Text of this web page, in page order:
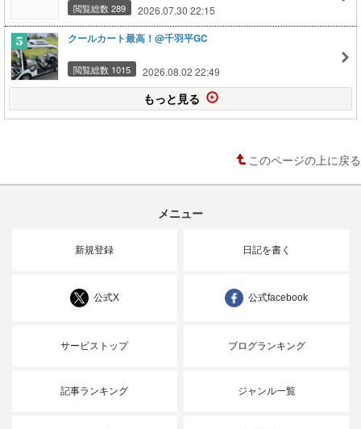
閲覧総数 289 2026.07.30 22:15
クールカート最高！@千羽平GC
閲覧総数 1015 2026.08.02 22:49
もっと見る
このページの上に戻る
メニュー
新規登録 日記を書く
公式X 公式facebook
サービストップ ブログランキング
記事ランキング ジャンル一覧